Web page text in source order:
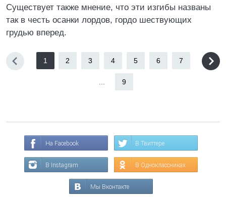
Существует также мнение, что эти изгибы названы
так в честь осанки лордов, гордо шествующих
грудью вперед.
1 2 3 4 5 6 7
9
На Facebook В Твиттере
В Instagram В Одноклассниках
Мы Вконтакте